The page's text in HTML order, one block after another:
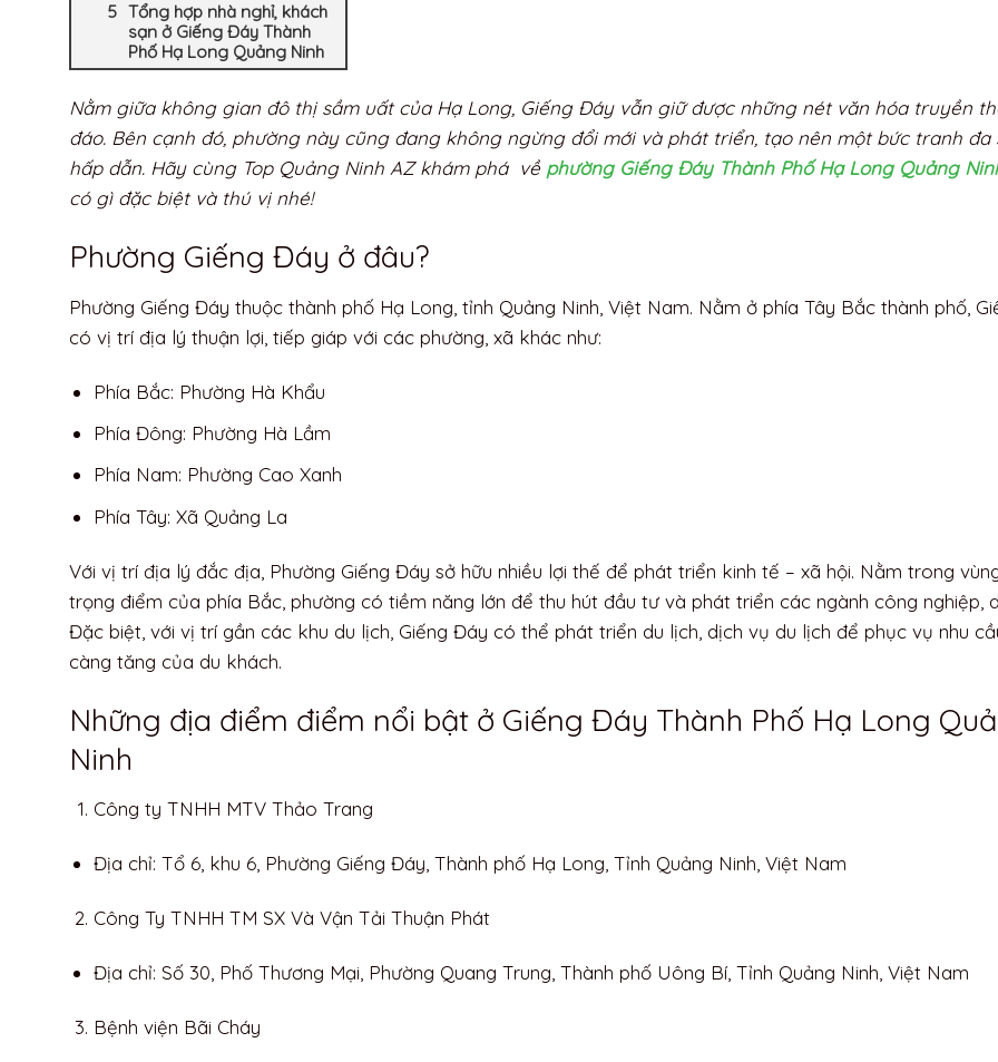
Tổng hợp nhà nghỉ, khách
sạn ở Giếng Đáy Thành
Phố Hạ Long Quảng Ninh
Nằm giữa không gian đô thị sầm uất của Hạ Long, Giếng Đáy vẫn giữ được những nét văn hóa truyền
đáo. Bên cạnh đó, phường này cũng đang không ngừng đổi mới và phát triển, tạo nên một bức tranh đa
hấp dẫn. Hãy cùng Top Quảng Ninh AZ khám phá về phường Giếng Đáy Thành Phố Hạ Long Quảng
có gì đặc biệt và thú vị nhé!
Phường Giếng Đáy ở đâu?
Phường Giếng Đáy thuộc thành phố Hạ Long, tỉnh Quảng Ninh, Việt Nam. Nằm ở phía Tây Bắc thành phố,
có vị trí địa lý thuận lợi, tiếp giáp với các phường, xã khác như:
Phía Bắc: Phường Hà Khẩu
Phía Đông: Phường Hà Lầm
Phía Nam: Phường Cao Xanh
Phía Tây: Xã Quảng La
Với vị trí địa lý đắc địa, Phường Giếng Đáy sở hữu nhiều lợi thế để phát triển kinh tế – xã hội. Nằm trong
trọng điểm của phía Bắc, phường có tiềm năng lớn để thu hút đầu tư và phát triển các ngành công nghiệp,
Đặc biệt, với vị trí gần các khu du lịch, Giếng Đáy có thể phát triển du lịch, dịch vụ du lịch để phục vụ nhu
càng tăng của du khách.
Những địa điểm điểm nổi bật ở Giếng Đáy Thành Phố Hạ Long
Ninh
Công ty TNHH MTV Thảo Trang
Địa chỉ: Tổ 6, khu 6, Phường Giếng Đáy, Thành phố Hạ Long, Tỉnh Quảng Ninh, Việt Nam
Công Ty TNHH TM SX Và Vận Tải Thuận Phát
Địa chỉ: Số 30, Phố Thương Mại, Phường Quang Trung, Thành phố Uông Bí, Tỉnh Quảng Ninh, Việt Nam
Bệnh viện Bãi Cháy